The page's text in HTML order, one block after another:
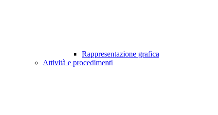
Rappresentazione grafica
Attività e procedimenti